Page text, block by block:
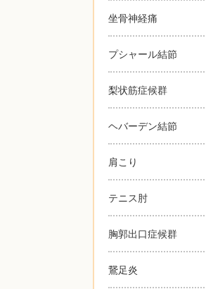
坐骨神経痛
プシャール結節
梨状筋症候群
ヘバーデン結節
肩こり
テニス肘
胸郭出口症候群
鵞足炎